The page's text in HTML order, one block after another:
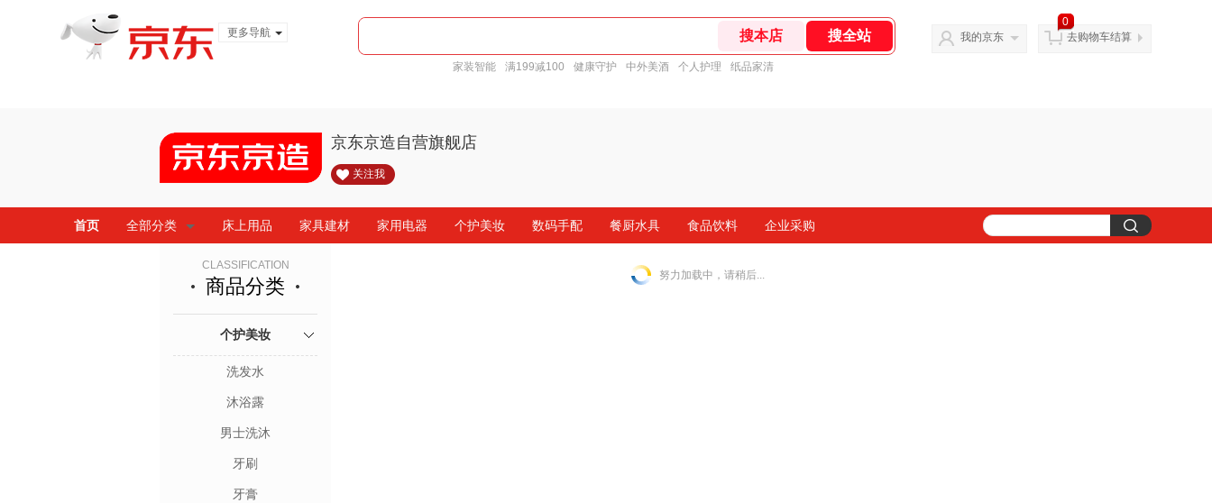
更多导航
家装智能 满199减100 健康守护 中外美酒 个人护理 纸品家清
我的京东
0
去购物车结算
京东京造自营旗舰店
关注我
首页 全部分类 床上用品 家具建材 家用电器 个护美妆 数码手配 餐厨水具 食品饮料 企业采购
CLASSIFICATION
商品分类
个护美妆
洗发水
沐浴露
男士洗沐
牙刷
牙膏
努力加载中，请稍后...